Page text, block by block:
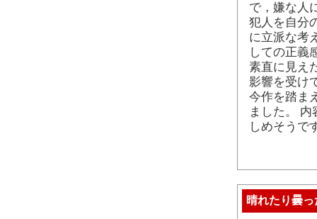
で，嫌な人
犯人を自分
に立派な考
しての正義
素直に見え
影響を受け
今作を踏ま
ました。
しめそうで
晴れたり曇っ